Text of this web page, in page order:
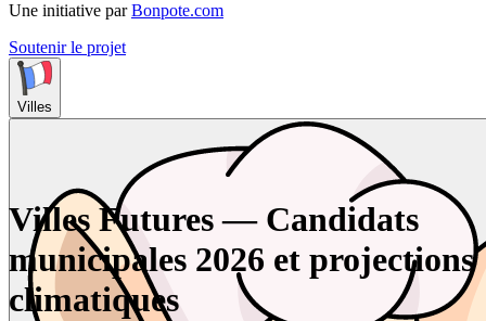
Une initiative par Bonpote.com
Soutenir le projet
Villes
Villes Futures — Candidats
municipales 2026 et projections
climatiques